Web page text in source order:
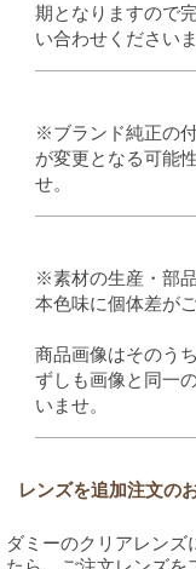
期となりますので
い合わせくださいま
※ブランド純正の
が変更となる可能
せ。
※素材の生産・部
本色味に個体差が
商品画像はそのう
ずしも画像と同一
いませ。
レンズを追加注文の
ダミーのクリアレンズ